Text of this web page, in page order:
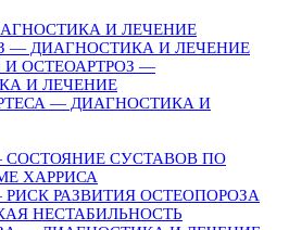
И ЛЕЧЕНИЕ
— ДИАГНОСТИКА И ЛЕЧЕНИЕ
И ОСТЕОАРТРОЗ —
И ЛЕЧЕНИЕ
— ДИАГНОСТИКА И
СОСТОЯНИЕ СУСТАВОВ ПО
ХАРРИСА
РИСК РАЗВИТИЯ ОСТЕОПОРОЗА
НЕСТАБИЛЬНОСТЬ